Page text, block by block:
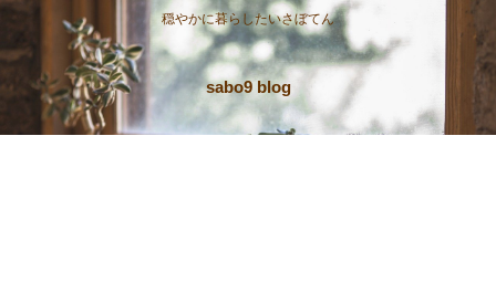
穏やかに暮らしたいさぼてん
sabo9 blog